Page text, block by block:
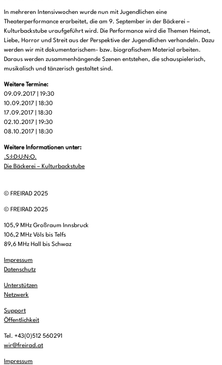
In mehreren Intensivwochen wurde nun mit Jugendlichen eine
Theaterperformance erarbeitet, die am 9. September in der Bäckerei –
Kulturbackstube uraufgeführt wird. Die Performance wird die Themen Heimat,
Liebe, Horror und Streit aus der Perspektive der Jugendlichen verhandeln. Dazu
werden wir mit dokumentarischem- bzw. biografischem Material arbeiten.
Daraus werden zusammenhängende Szenen entstehen, die schauspielerisch,
musikalisch und tänzerisch gestaltet sind.
Weitere Termine:
09.09.2017 | 19:30
10.09.2017 | 18:30
17.09.2017 | 18:30
02.10.2017 | 19:30
08.10.2017 | 18:30
Weitere Informationen unter:
.S:I:D:U:N:O.
Die Bäckerei – Kulturbackstube
© FREIRAD 2025
© FREIRAD 2025
105,9 MHz Großraum Innsbruck
106,2 MHz Völs bis Telfs
89,6 MHz Hall bis Schwaz
Impressum
Datenschutz
Unterstützen
Netzwerk
Support
Öffentlichkeit
Tel. +43(0)512 560291
wir@freirad.at
Impressum